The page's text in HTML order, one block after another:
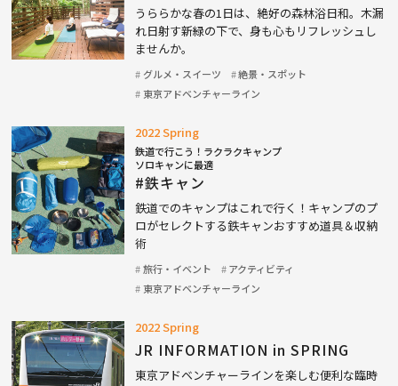
うららかな春の1日は、絶好の森林浴日和。木漏
れ日射す新緑の下で、身も心もリフレッシュし
ませんか。
グルメ・スイーツ
絶景・スポット
東京アドベンチャーライン
2022 Spring
鉄道で行こう！ラクラクキャンプ
ソロキャンに最適
#鉄キャン
鉄道でのキャンプはこれで行く！キャンプのプ
ロがセレクトする鉄キャンおすすめ道具＆収納
術
旅行・イベント
アクティビティ
東京アドベンチャーライン
2022 Spring
JR INFORMATION in SPRING
東京アドベンチャーラインを楽しむ便利な臨時